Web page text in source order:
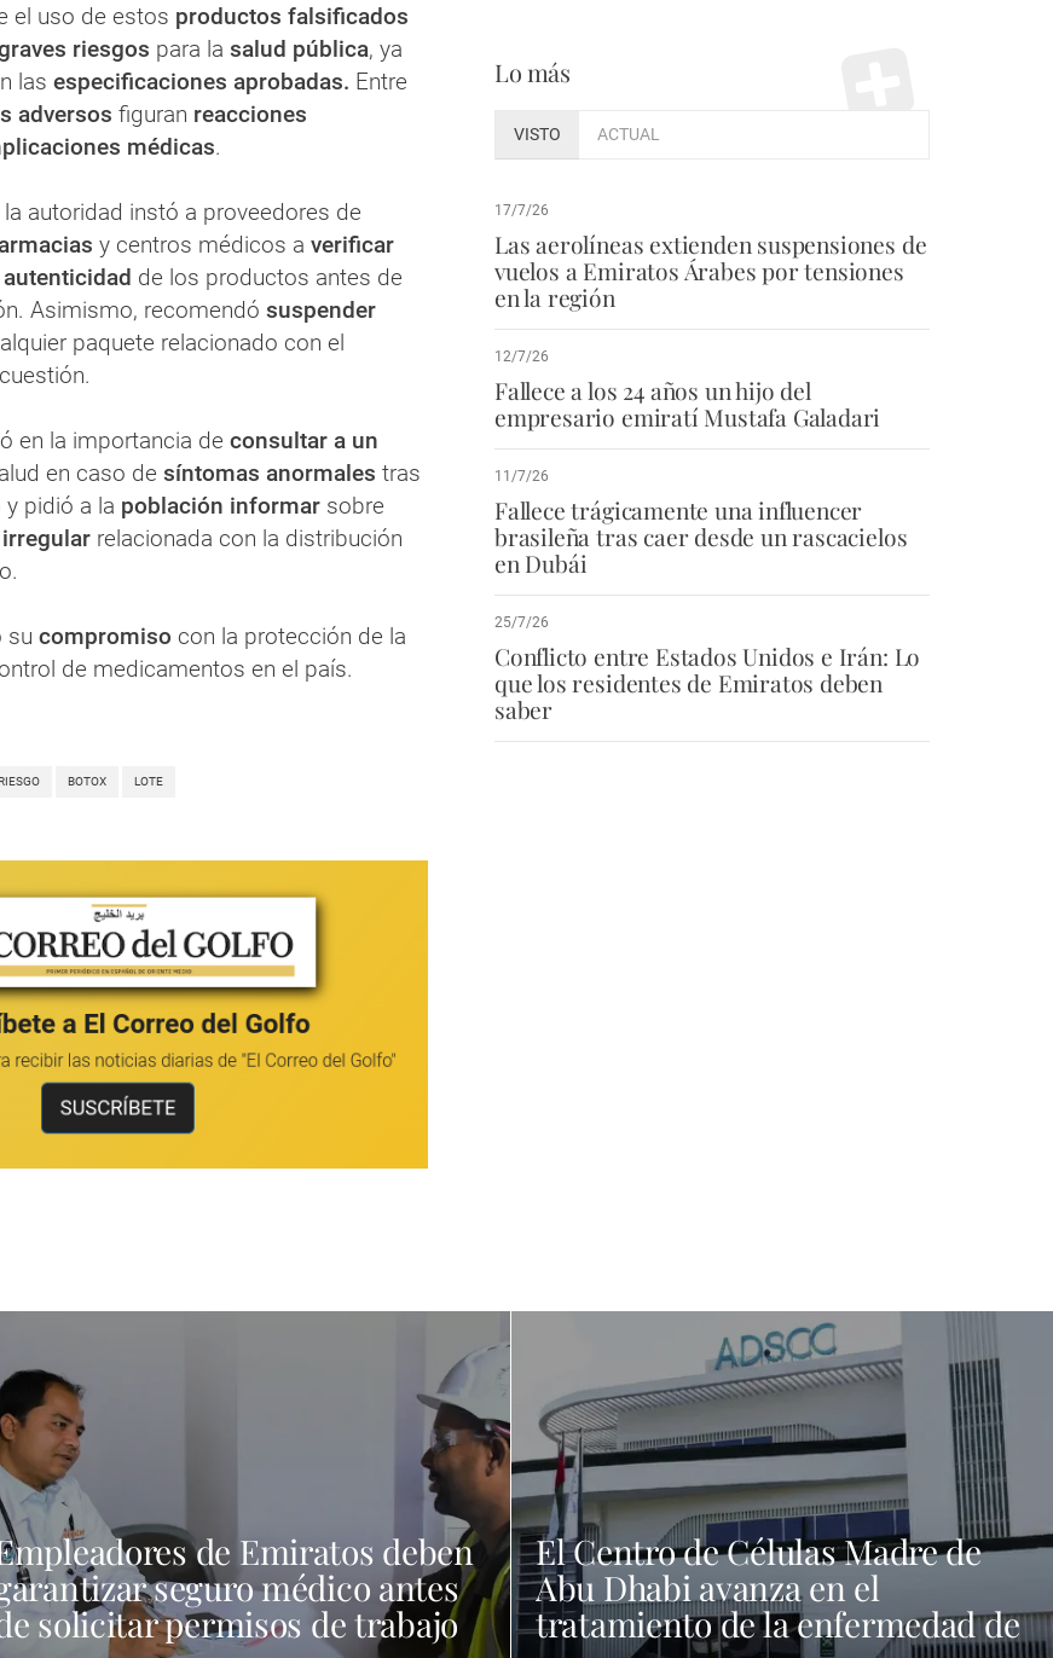
el uso de estos productos falsificados
riesgos para la salud pública, ya
las especificaciones aprobadas. Entre
adversos figuran reacciones
médicas.
autoridad instó a proveedores de
y centros médicos a verificar
autenticidad de los productos antes de
Asimismo, recomendó suspender
paquete relacionado con el
en la importancia de consultar a un
en caso de síntomas anormales tras
pidió a la población informar sobre
relacionada con la distribución
su compromiso con la protección de la
de medicamentos en el país.
BOTOX LOTE
Lo más
VISTO ACTUAL
17/7/26
Las aerolíneas extienden suspensiones de
vuelos a Emiratos Árabes por tensiones
en la región
12/7/26
Fallece a los 24 años un hijo del
empresario emiratí Mustafa Galadari
11/7/26
Fallece trágicamente una influencer
brasileña tras caer desde un rascacielos
en Dubái
25/7/26
Conflicto entre Estados Unidos e Irán: Lo
que los residentes de Emiratos deben
saber
de Emiratos deben
seguro médico antes
solicitar permisos de trabajo
El Centro de Células Madre de
Abu Dhabi avanza en el
tratamiento de la enfermedad de